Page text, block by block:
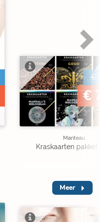
€
€
Manteau
Kraskaarten pakket
Meer